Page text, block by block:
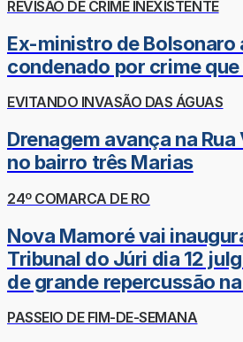
REVISÃO DE CRIME INEXISTENTE
Ex-ministro de
condenado por crime
EVITANDO INVASÃO DAS ÁGUAS
Drenagem avança na Rua
no bairro três Marias
24º COMARCA DE RO
Nova Mamoré vai
Tribunal do Júri dia 12
de grande repercussão
PASSEIO DE FIM-DE-SEMANA